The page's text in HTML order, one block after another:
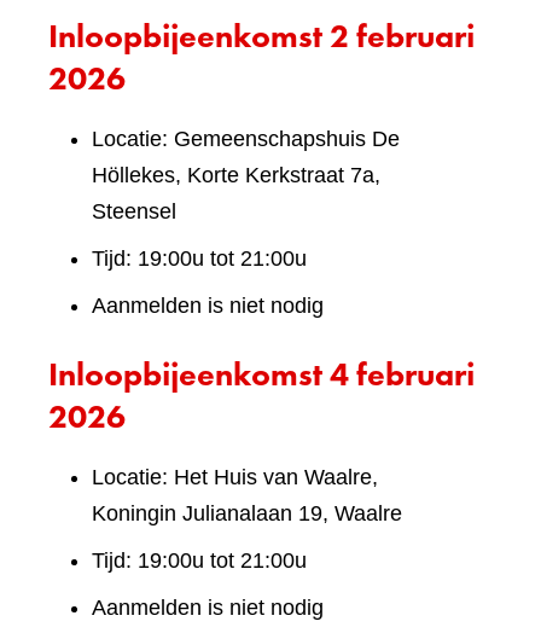
Inloopbijeenkomst 2 februari
2026
Locatie: Gemeenschapshuis De
Höllekes, Korte Kerkstraat 7a,
Steensel
Tijd: 19:00u tot 21:00u
Aanmelden is niet nodig
Inloopbijeenkomst 4 februari
2026
Locatie: Het Huis van Waalre,
Koningin Julianalaan 19, Waalre
Tijd: 19:00u tot 21:00u
Aanmelden is niet nodig